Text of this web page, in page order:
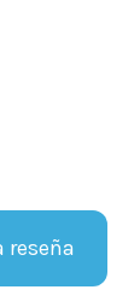
reseña